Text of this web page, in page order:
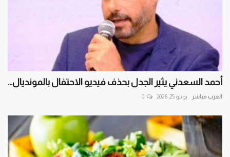
أحمد السعدني يثير الجدل بحذف فيديو الاحتفال بالمونديال...
العرب مباشر يونيو 25, 2026 0